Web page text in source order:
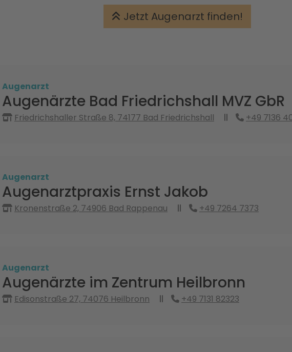
Jetzt Augenarzt finden!
Augenarzt
Augenärzte Bad Friedrichshall MVZ GbR
Friedrichshaller Straße 8, 74177 Bad Friedrichshall +49 7136
Augenarzt
Augenarztpraxis Ernst Jakob
Kronenstraße 2, 74906 Bad Rappenau +49 7264 7373
Augenarzt
Augenärzte im Zentrum Heilbronn
Edisonstraße 27, 74076 Heilbronn +49 7131 82323